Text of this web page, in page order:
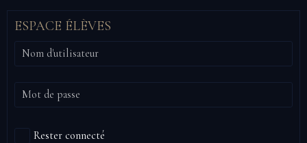
ESPACE ÉLÈVES
Rester connecté